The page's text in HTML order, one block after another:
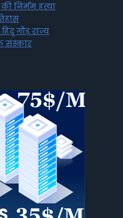
निर्मम हत्या
गौड़ राज्य
संस्कार